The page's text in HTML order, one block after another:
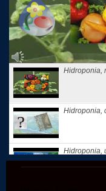
Hidroponia,
Hidroponia,
Hidroponia,
con la...